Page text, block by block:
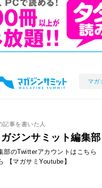
マガ
記事を書いた人
ジンサミット編集部
部のTwitterアカウントはこちら
【マガサミYoutube】